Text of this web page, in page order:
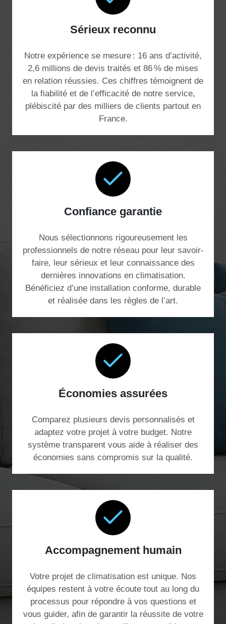
Sérieux reconnu
Notre expérience se mesure : 16 ans d’activité,
2,6 millions de devis traités et 86 % de mises
en relation réussies. Ces chiffres témoignent de
la fiabilité et de l’efficacité de notre service,
plébiscité par des milliers de clients partout en
France.
Confiance garantie
Nous sélectionnons rigoureusement les
professionnels de notre réseau pour leur savoir-
faire, leur sérieux et leur connaissance des
dernières innovations en climatisation.
Bénéficiez d’une installation conforme, durable
et réalisée dans les règles de l’art.
Économies assurées
Comparez plusieurs devis personnalisés et
adaptez votre projet à votre budget. Notre
système transparent vous aide à réaliser des
économies sans compromis sur la qualité.
Accompagnement humain
Votre projet de climatisation est unique. Nos
équipes restent à votre écoute tout au long du
processus pour répondre à vos questions et
vous guider, afin de garantir la réussite de votre